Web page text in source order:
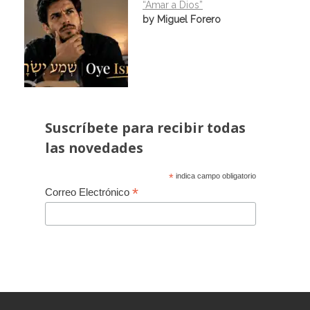
“Amar a Dios”
by Miguel Forero
Suscríbete para recibir todas
las novedades
* indica campo obligatorio
Correo Electrónico *